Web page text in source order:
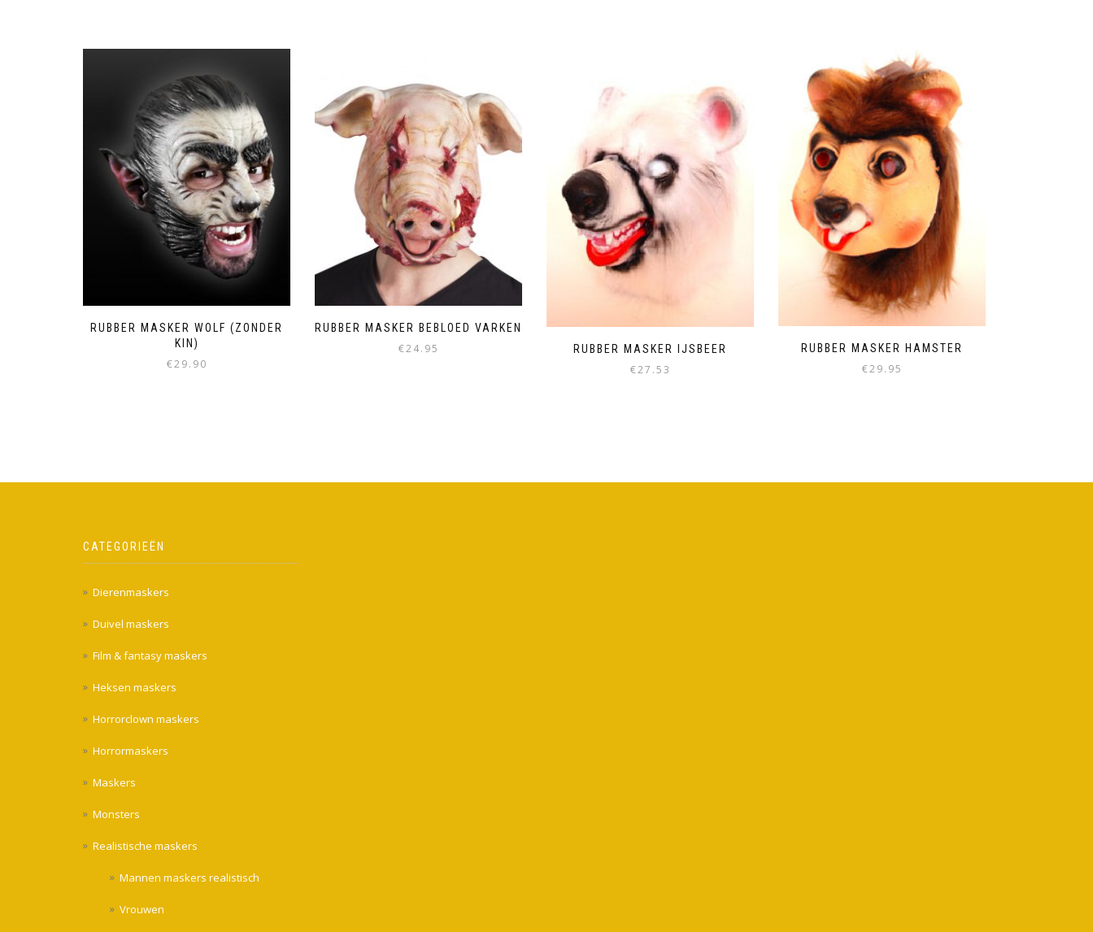
RUBBER MASKER WOLF (ZONDER
KIN)
€29.90
RUBBER MASKER BEBLOED VARKEN
€24.95 RUBBER MASKER IJSBEER
€27.53
RUBBER MASKER HAMSTER
€29.95
CATEGORIEËN
Dierenmaskers
Duivel maskers
Film & fantasy maskers
Heksen maskers
Horrorclown maskers
Horrormaskers
Maskers
Monsters
Realistische maskers
Mannen maskers realistisch
Vrouwen